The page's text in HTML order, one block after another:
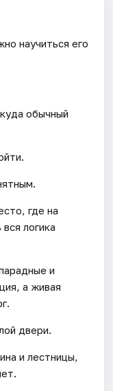
научиться его
обычный
где на
логика
и
а живая
двери.
и лестницы,